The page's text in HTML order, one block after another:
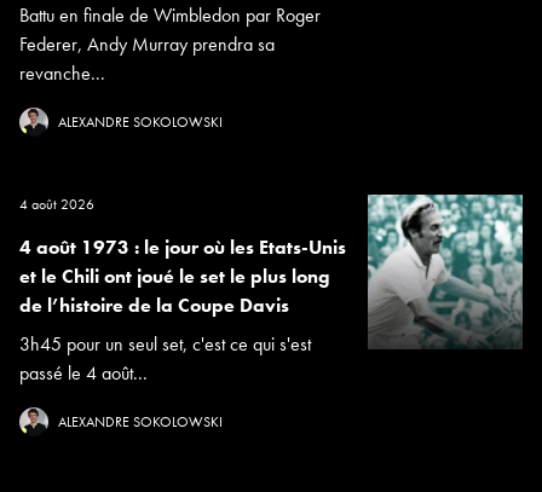
Battu en finale de Wimbledon par Roger
Federer, Andy Murray prendra sa
revanche...
ALEXANDRE SOKOLOWSKI
4 août 2026
4 août 1973 : le jour où les Etats-Unis
et le Chili ont joué le set le plus long
de l’histoire de la Coupe Davis
3h45 pour un seul set, c'est ce qui s'est
passé le 4 août...
ALEXANDRE SOKOLOWSKI